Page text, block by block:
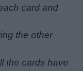
card and
the other
the cards have